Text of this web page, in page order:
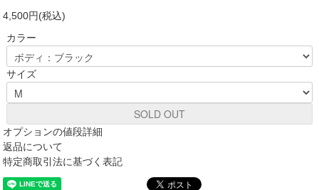
4,500円(税込)
カラー
サイズ
SOLD OUT
オプションの値段詳細
返品について
特定商取引法に基づく表記